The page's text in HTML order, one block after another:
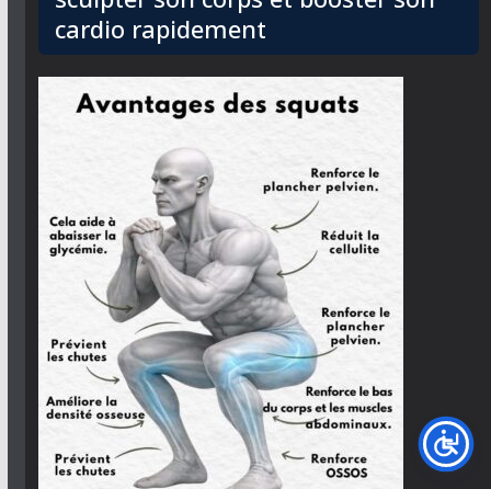
cardio rapidement